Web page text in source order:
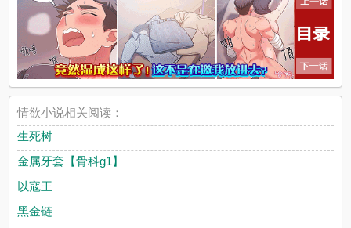
情欲小说相关阅读：
生死树
金属牙套【骨科g1】
以寇王
黑金链